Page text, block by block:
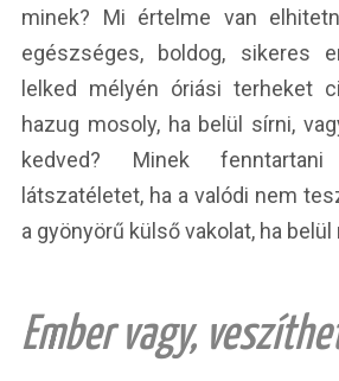
minek? Mi értelme van
egészséges, boldog, sikeres
lelked mélyén óriási terheket
hazug mosoly, ha belül sírni,
kedved? Minek
látszatéletet, ha a valódi nem
a gyönyörű külső vakolat, ha belül
Ember vagy,